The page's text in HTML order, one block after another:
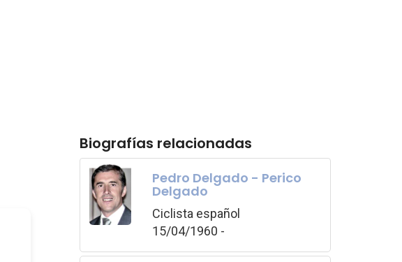
Biografías relacionadas
Pedro Delgado - Perico
Delgado
Ciclista español
15/04/1960 -